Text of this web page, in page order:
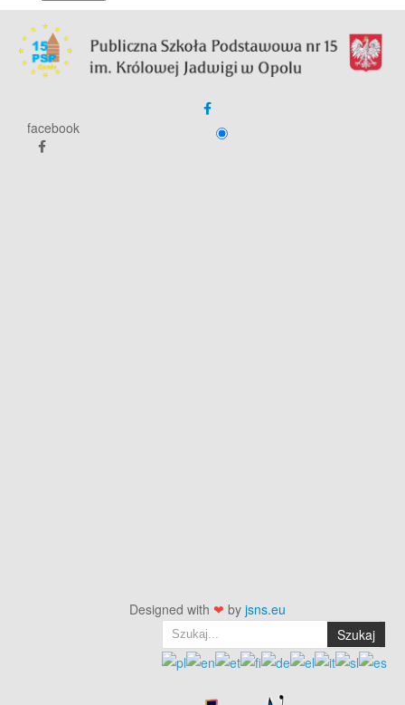
facebook
Designed with ❤ by jsns.eu
Szukaj